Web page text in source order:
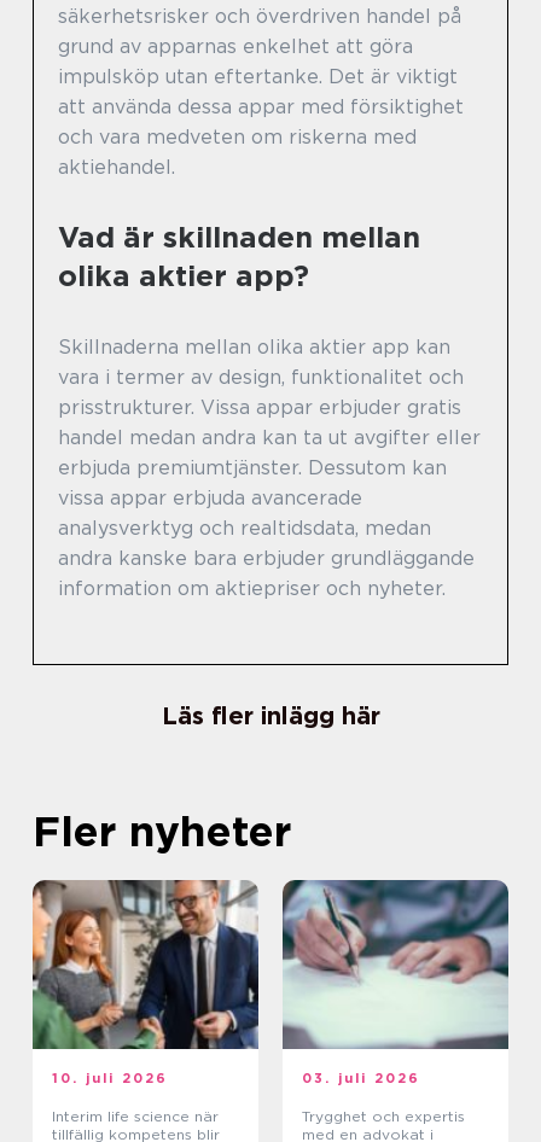
säkerhetsrisker och överdriven handel på
grund av apparnas enkelhet att göra
impulsköp utan eftertanke. Det är viktigt
att använda dessa appar med försiktighet
och vara medveten om riskerna med
aktiehandel.
Vad är skillnaden mellan
olika aktier app?
Skillnaderna mellan olika aktier app kan
vara i termer av design, funktionalitet och
prisstrukturer. Vissa appar erbjuder gratis
handel medan andra kan ta ut avgifter eller
erbjuda premiumtjänster. Dessutom kan
vissa appar erbjuda avancerade
analysverktyg och realtidsdata, medan
andra kanske bara erbjuder grundläggande
information om aktiepriser och nyheter.
Läs fler inlägg här
Fler nyheter
10. juli 2026
Interim life science när
tillfällig kompetens blir
03. juli 2026
Trygghet och expertis
med en advokat i